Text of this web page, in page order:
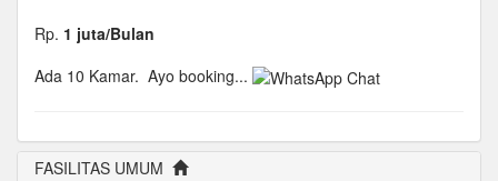
Rp. 1 juta/Bulan
Ada 10 Kamar. Ayo booking...
FASILITAS UMUM